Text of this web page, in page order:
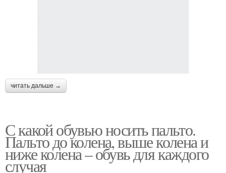
читать дальше →
С какой обувью носить пальто.
Пальто до колена, выше колена и
ниже колена – обувь для каждого
случая